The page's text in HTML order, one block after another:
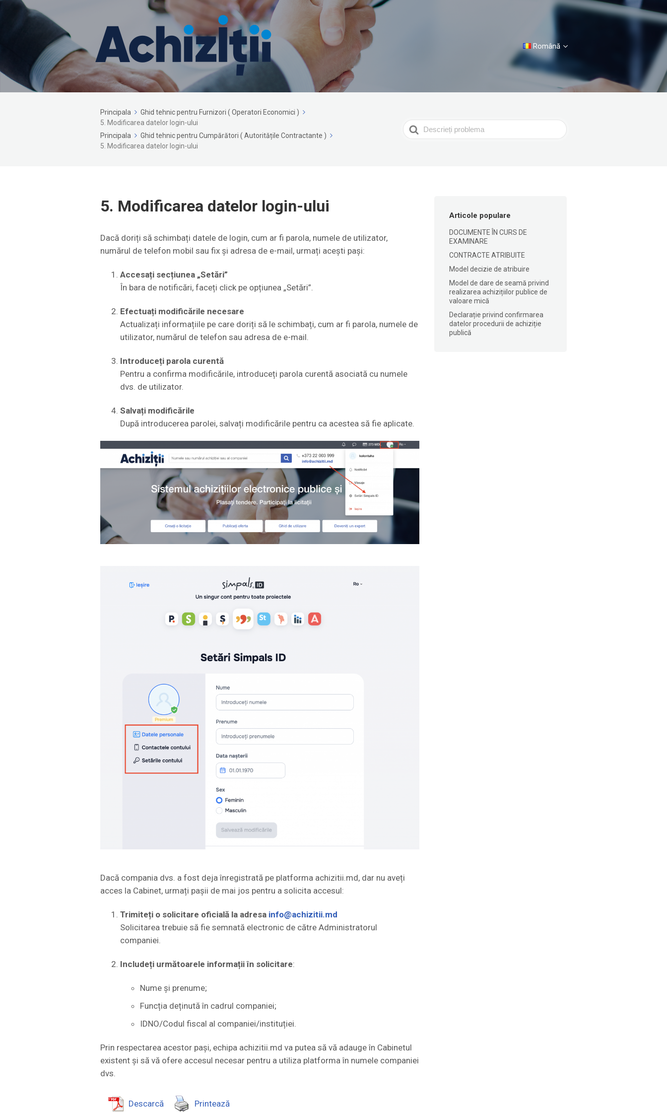
Română
Principala
Ghid tehnic pentru Furnizori ( Operatori Economici )
5. Modificarea datelor login-ului
Principala
Ghid tehnic pentru Cumpărători ( Autoritățile Contractante )
5. Modificarea datelor login-ului
Search
For
5. Modificarea datelor login-ului
Dacă doriți să schimbați datele de login, cum ar fi parola, numele de utilizator,
numărul de telefon mobil sau fix și adresa de e-mail, urmați acești pași:
Accesați secțiunea „Setări”
În bara de notificări, faceți click pe opțiunea „Setări”.
Efectuați modificările necesare
Actualizați informațiile pe care doriți să le schimbați, cum ar fi parola, numele de
utilizator, numărul de telefon sau adresa de e-mail.
Introduceți parola curentă
Pentru a confirma modificările, introduceți parola curentă asociată cu numele
dvs. de utilizator.
Salvați modificările
După introducerea parolei, salvați modificările pentru ca acestea să fie aplicate.
Dacă compania dvs. a fost deja înregistrată pe platforma achizitii.md, dar nu aveți
acces la Cabinet, urmați pașii de mai jos pentru a solicita accesul:
Trimiteți o solicitare oficială la adresa info@achizitii.md
Solicitarea trebuie să fie semnată electronic de către Administratorul
companiei.
Includeți următoarele informații în solicitare:
Nume și prenume;
Funcția deținută în cadrul companiei;
IDNO/Codul fiscal al companiei/instituției.
Prin respectarea acestor pași, echipa achizitii.md va putea să vă adauge în Cabinetul
existent și să vă ofere accesul necesar pentru a utiliza platforma în numele companiei
dvs.
Descarcă Printează
Articole populare
DOCUMENTE ÎN CURS DE
EXAMINARE
CONTRACTE ATRIBUITE
Model decizie de atribuire
Model de dare de seamă privind
realizarea achizițiilor publice de
valoare mică
Declarație privind confirmarea
datelor procedurii de achiziție
publică